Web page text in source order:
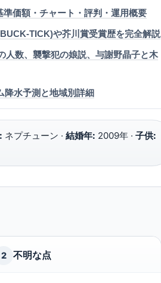
価額・チャート・評判・運用概要
TICK)や芥川賞受賞歴を完全解説
人数、襲撃犯の娘説、与謝野晶子と木
降水予測と地域別詳細
ネプチューン · 結婚年: 2009年 · 子供:
2 不明な点